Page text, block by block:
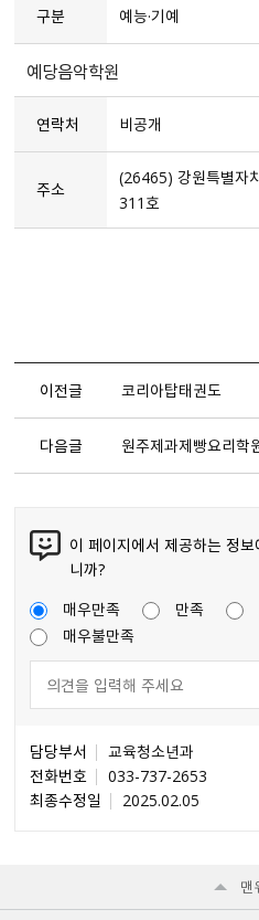
구분 예능·기예
예당음악학원
연락처 비공개
주소
(26465) 강원특별자
311호
이전글 코리아탑태권도
다음글 원주제과제빵요리학
이 페이지에서 제공하는 정
니까?
매우만족
만족
매우불만족
담당부서
교육청소년과
전화번호
033-737-2653
최종수정일
2025.02.05
맨